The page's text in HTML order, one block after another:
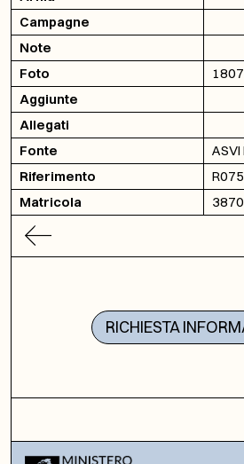
Campagne
Note
Foto
Aggiunte
Allegati
Fonte
Riferimento
Matricola
RICHIESTA